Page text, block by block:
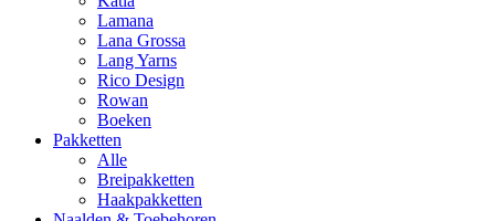
Lamana
Lana Grossa
Lang Yarns
Rico Design
Rowan
Boeken
Pakketten
Alle
Breipakketten
Haakpakketten